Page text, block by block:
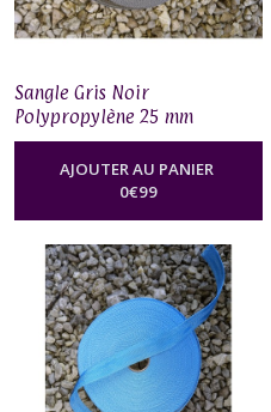
Sangle Gris Noir
Polypropylène 25 mm
AJOUTER AU PANIER
0€99